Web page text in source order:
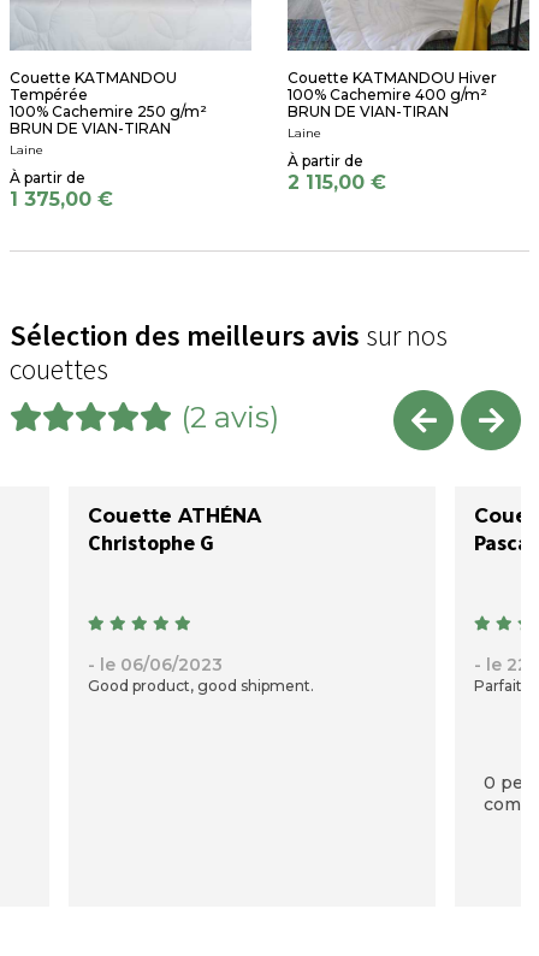
Couette KATMANDOU
Tempérée
100% Cachemire 250 g/m²
BRUN DE VIAN-TIRAN
Laine
1 375,00 €
Couette KATMANDOU Hiver
100% Cachemire 400 g/m²
BRUN DE VIAN-TIRAN
Laine
2 115,00 €
Sélection des meilleurs avis sur nos
couettes
(2 avis)
Couette ATHÉNA
Christophe G
- le 06/06/2023
Good product, good shipment.
- le 22/
Parfaite!
0